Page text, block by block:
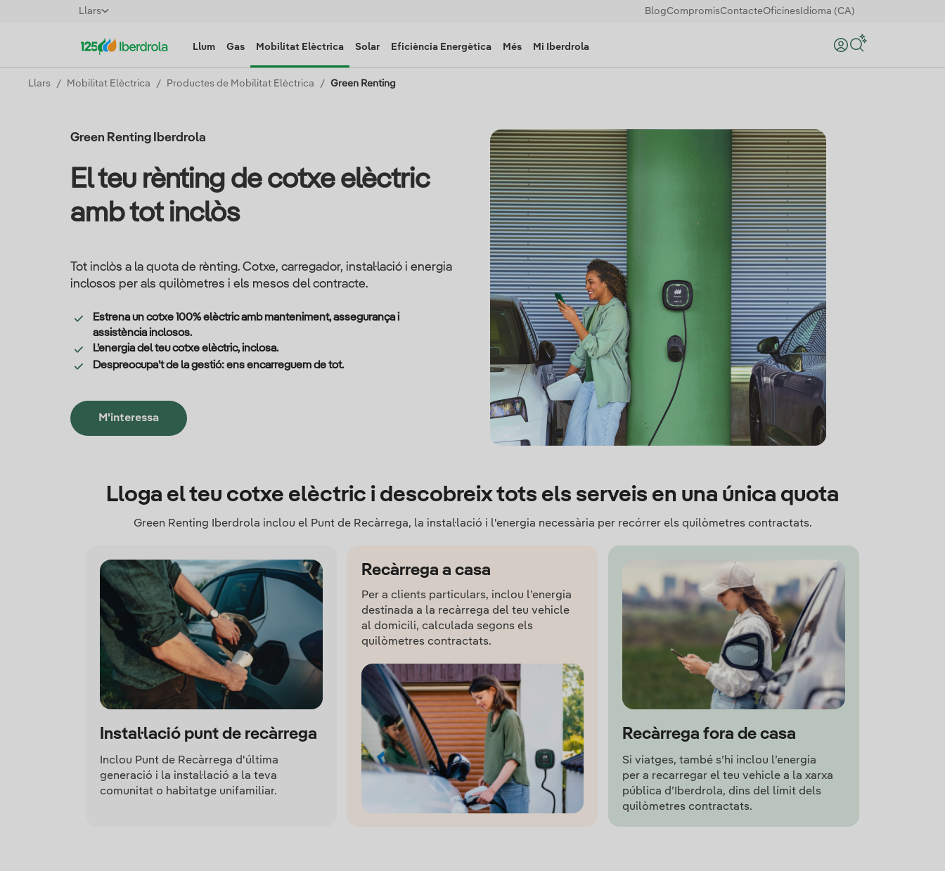
Llars BlogCompromisContacteOficines Idioma (CA)
Llum Gas Mobilitat Elèctrica Solar Eficiència Energètica Més Mi Iberdrola Search
Llars Mobilitat Elèctrica Productes de Mobilitat Elèctrica Green Renting
Green Renting Iberdrola
El teu rènting de cotxe elèctric
amb tot inclòs
Tot inclòs a la quota de rènting. Cotxe, carregador, instal·lació i energia
inclosos per als quilòmetres i els mesos del contracte.
Estrena un cotxe 100% elèctric amb manteniment, assegurança i
assistència inclosos.
L’energia del teu cotxe elèctric, inclosa.
Despreocupa’t de la gestió: ens encarreguem de tot.
M'interessa
Lloga el teu cotxe elèctric i descobreix tots els serveis en una única quota
Green Renting Iberdrola inclou el Punt de Recàrrega, la instal·lació i l'energia necessària per recórrer els quilòmetres contractats.
Instal·lació punt de recàrrega
Inclou Punt de Recàrrega d'última
generació i la instal·lació a la teva
comunitat o habitatge unifamiliar.
Recàrrega a casa
Per a clients particulars, inclou l’energia
destinada a la recàrrega del teu vehicle
al domicili, calculada segons els
quilòmetres contractats.
Recàrrega fora de casa
Si viatges, també s’hi inclou l’energia
per a recarregar el teu vehicle a la xarxa
pública d’Iberdrola, dins del límit dels
quilòmetres contractats.